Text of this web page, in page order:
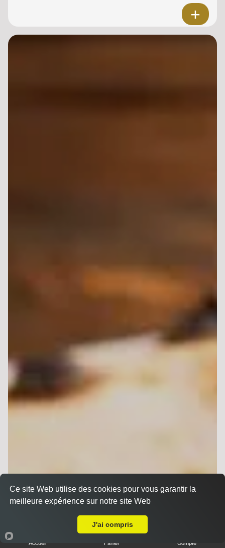
Accueil Panier Compte
Ce site Web utilise des cookies pour vous garantir la
meilleure expérience sur notre site Web
J'ai compris